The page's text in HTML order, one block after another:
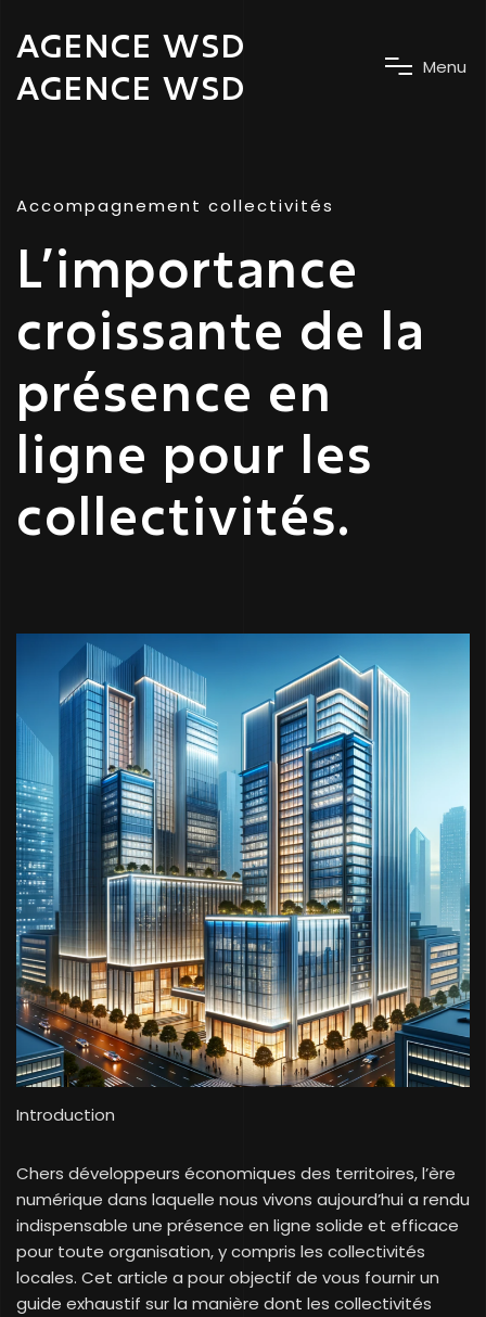
AGENCE WSD
AGENCE WSD
Menu
Accompagnement collectivités
L’importance
croissante de la
présence en
ligne pour les
collectivités.
Introduction
Chers développeurs économiques des territoires, l’ère
numérique dans laquelle nous vivons aujourd’hui a rendu
indispensable une présence en ligne solide et efficace
pour toute organisation, y compris les collectivités
locales. Cet article a pour objectif de vous fournir un
guide exhaustif sur la manière dont les collectivités